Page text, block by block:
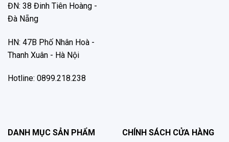
ĐN: 38 Đinh Tiên Hoàng -
Đà Nẵng
HN: 47B Phố Nhân Hoà -
Thanh Xuân - Hà Nội
Hotline: 0899.218.238
DANH MỤC SẢN PHẨM CHÍNH SÁCH CỬA HÀNG